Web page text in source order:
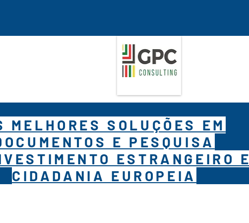
MELHORES SOLUÇÕES EM
E PESQUISA
ESTRANGEIRO E
CIDADANIA EUROPEIA